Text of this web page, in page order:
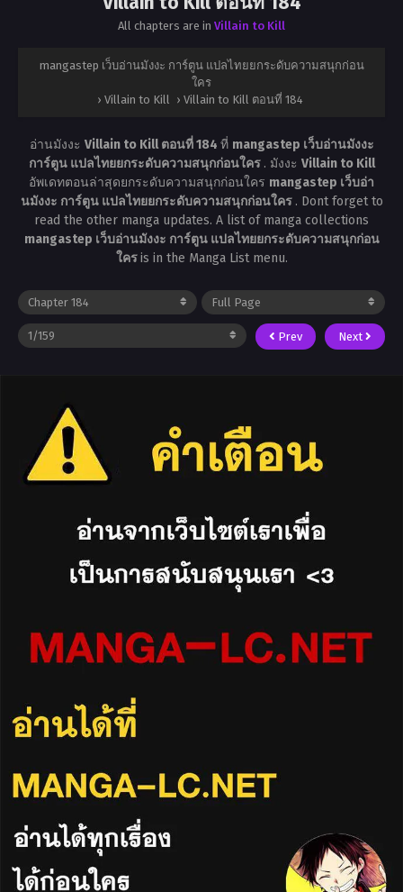
All chapters are in Villain to Kill
mangastep เว็บอ่านมังงะ การ์ตูน แปลไทยยกระดับความสนุกก่อน
ใคร
› Villain to Kill › Villain to Kill ตอนที่ 184
อ่านมังงะ Villain to Kill ตอนที่ 184 ที่ mangastep เว็บอ่านมังงะ
การ์ตูน แปลไทยยกระดับความสนุกก่อนใคร . มังงะ Villain to Kill
อัพเดทตอนล่าสุดยกระดับความสนุกก่อนใคร mangastep เว็บอ่า
นมังงะ การ์ตูน แปลไทยยกระดับความสนุกก่อนใคร . Dont forget to
read the other manga updates. A list of manga collections
mangastep เว็บอ่านมังงะ การ์ตูน แปลไทยยกระดับความสนุกก่อน
ใครis in the Manga List menu.
Prev Next